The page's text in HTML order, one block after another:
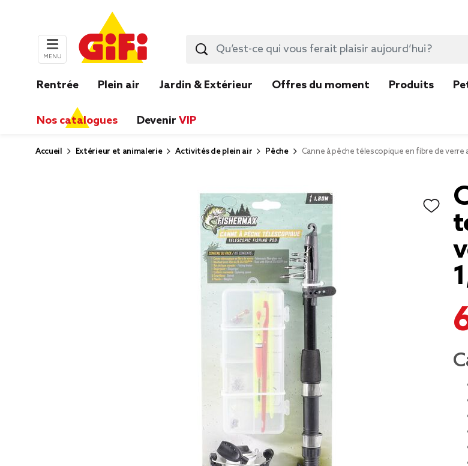
MENU
Rentrée Plein air Jardin & Extérieur Offres du moment Produits
Nos catalogues Devenir VIP
Accueil Extérieur et animalerie Activités de plein air Pêche Canne à pêche télescopique en fibre de verre